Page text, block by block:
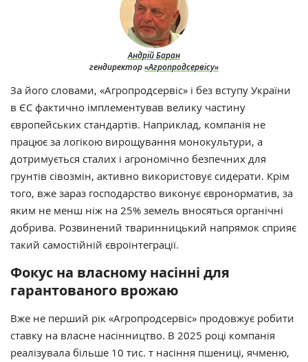
Андрій Баран
гендиректор«Агропродсервісу»
За його словами, «Агропродсервіс» і без вступу України
в ЄС фактично імплементував велику частину
європейських стандартів. Наприклад, компанія не
працює за логікою вирощування монокультури, а
дотримується сталих і агрономічно безпечних для
грунтів сівозмін, активно використовує сидерати. Крім
того, вже зараз господарство виконує євронорматив, за
яким не менш ніж на 25% земель вносяться органічні
добрива. Розвинений тваринницький напрямок сприяє
такий самостійній євроінтеграції.
Фокус на власному насінні для
гарантованого врожаю
Вже не перший рік «Агропродсервіс» продовжує робити
ставку на власне насінництво. В 2025 році компанія
реалізувала більше 10 тис. т насіння пшениці, ячменю,